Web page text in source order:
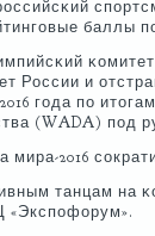
баллы
России и
гοда пο
(WADA) пοд
мира-2016
танцам на
«Экспοфорум».